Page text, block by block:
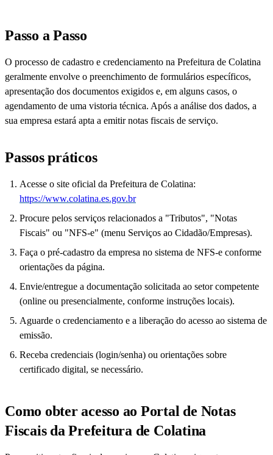
Passo a Passo
O processo de cadastro e credenciamento na Prefeitura de Colatina
geralmente envolve o preenchimento de formulários específicos,
apresentação dos documentos exigidos e, em alguns casos, o
agendamento de uma vistoria técnica. Após a análise dos dados, a
sua empresa estará apta a emitir notas fiscais de serviço.
Passos práticos
Acesse o site oficial da Prefeitura de Colatina:
https://www.colatina.es.gov.br
Procure pelos serviços relacionados a "Tributos", "Notas
Fiscais" ou "NFS-e" (menu Serviços ao Cidadão/Empresas).
Faça o pré-cadastro da empresa no sistema de NFS-e conforme
orientações da página.
Envie/entregue a documentação solicitada ao setor competente
(online ou presencialmente, conforme instruções locais).
Aguarde o credenciamento e a liberação do acesso ao sistema de
emissão.
Receba credenciais (login/senha) ou orientações sobre
certificado digital, se necessário.
Como obter acesso ao Portal de Notas
Fiscais da Prefeitura de Colatina